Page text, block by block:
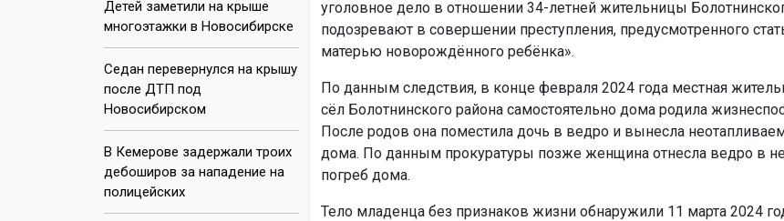
Детей заметили на крыше
многоэтажки в Новосибирске
Седан перевернулся на крышу
после ДТП под
Новосибирском
В Кемерове задержали троих
дебоширов за нападение на
полицейских
уголовное дело в отношении 34-летней жительницы
подозревают в совершении преступления, предусмотренного
матерью новорождённого ребёнка».
По данным следствия, в конце февраля 2024 года местная
сёл Болотнинского района самостоятельно дома родила
После родов она поместила дочь в ведро и вынесла
дома. По данным прокуратуры позже женщина отнесла ведро в
погреб дома.
Тело младенца без признаков жизни обнаружили 11 марта 2024